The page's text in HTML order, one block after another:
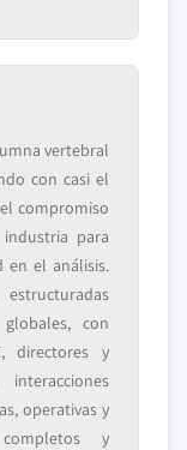
vertebral
con casi el
compromiso
para
en el análisis.
con
directores y
operativas y
y